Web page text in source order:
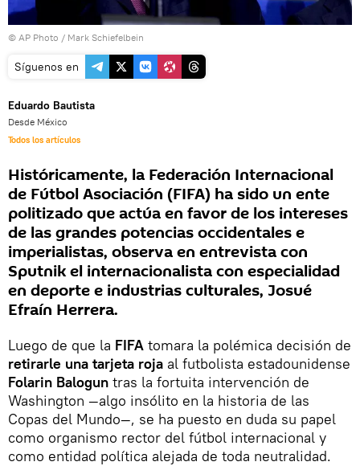
© AP Photo / Mark Schiefelbein
Síguenos en
Eduardo Bautista
Desde México
Todos los artículos
Históricamente, la Federación Internacional
de Fútbol Asociación (FIFA) ha sido un ente
politizado que actúa en favor de los intereses
de las grandes potencias occidentales e
imperialistas, observa en entrevista con
Sputnik el internacionalista con especialidad
en deporte e industrias culturales, Josué
Efraín Herrera.
Luego de que la FIFA tomara la polémica decisión de
retirarle una tarjeta roja al futbolista estadounidense
Folarin Balogun tras la fortuita intervención de
Washington —algo insólito en la historia de las
Copas del Mundo—, se ha puesto en duda su papel
como organismo rector del fútbol internacional y
como entidad política alejada de toda neutralidad.